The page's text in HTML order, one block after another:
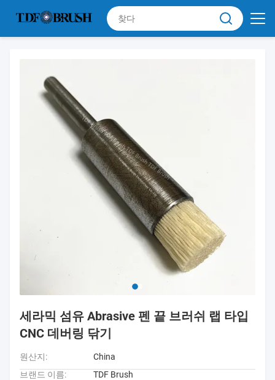
세라믹 섬유 Abrasive 펜 끝 브러쉬 랩 타입
CNC 데버링 닦기
원산지:
China
브랜드 이름:
TDF Brush